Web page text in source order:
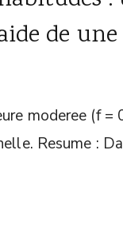
de une
moderee (f
Resume :